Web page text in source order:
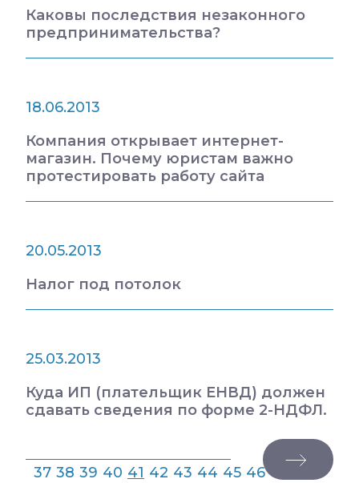
Каковы последствия незаконного
предпринимательства?
18.06.2013
Компания открывает интернет-
магазин. Почему юристам важно
протестировать работу сайта
20.05.2013
Налог под потолок
25.03.2013
Куда ИП (плательщик ЕНВД) должен
сдавать сведения по форме 2-НДФЛ.
37 38 39 40 41 42 43 44 45 46